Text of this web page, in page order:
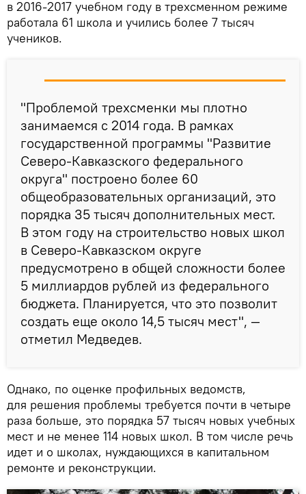
в 2016-2017 учебном году в трехсменном режиме
работала 61 школа и учились более 7 тысяч
учеников.
"Проблемой трехсменки мы плотно
занимаемся с 2014 года. В рамках
государственной программы "Развитие
Северо-Кавказского федерального
округа" построено более 60
общеобразовательных организаций, это
порядка 35 тысяч дополнительных мест.
В этом году на строительство новых школ
в Северо-Кавказском округе
предусмотрено в общей сложности более
5 миллиардов рублей из федерального
бюджета. Планируется, что это позволит
создать еще около 14,5 тысяч мест", —
отметил Медведев.
Однако, по оценке профильных ведомств,
для решения проблемы требуется почти в четыре
раза больше, это порядка 57 тысяч новых учебных
мест и не менее 114 новых школ. В том числе речь
идет и о школах, нуждающихся в капитальном
ремонте и реконструкции.